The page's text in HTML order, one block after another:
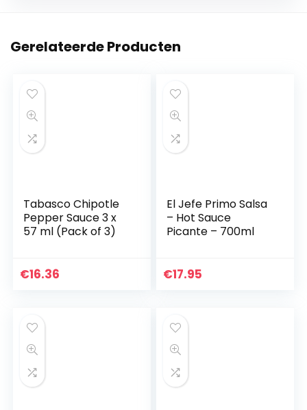
Gerelateerde Producten
Tabasco Chipotle
Pepper Sauce 3 x
57 ml (Pack of 3)
€16.36
El Jefe Primo Salsa
– Hot Sauce
Picante – 700ml
€17.95